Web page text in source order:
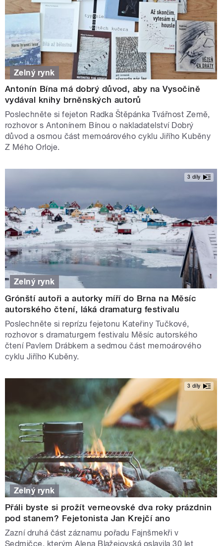
Zelný rynk
Antonín Bína má dobrý důvod, aby na Vysočině
vydával knihy brněnských autorů
Poslechněte si fejeton Radka Štěpánka Tvářnost Země,
rozhovor s Antonínem Bínou o nakladatelství Dobrý
důvod a osmou část memoárového cyklu Jiřího Kuběny
Z Mého Orloje.
3 díly
Zelný rynk
Grónští autoři a autorky míří do Brna na Měsíc
autorského čtení, láká dramaturg festivalu
Poslechněte si reprízu fejetonu Kateřiny Tučkové,
rozhovor s dramaturgem festivalu Měsíc autorského
čtení Pavlem Drábkem a sedmou část memoárového
cyklu Jiřího Kuběny.
3 díly
Zelný rynk
Přáli byste si prožít verneovské dva roky prázdnin
pod stanem? Fejetonista Jan Krejčí ano
Zazní druhá část záznamu pořadu Fajnšmekři v
Sedmičce, kterým Alena Blažejovská oslavila 30 let